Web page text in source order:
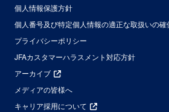
個人情報保護方針
個人番号及び特定個人情報の適正な取扱いの
プライバシーポリシー
JFAカスタマーハラスメント対応方針
アーカイブ
メディアの皆様へ
キャリア採用について